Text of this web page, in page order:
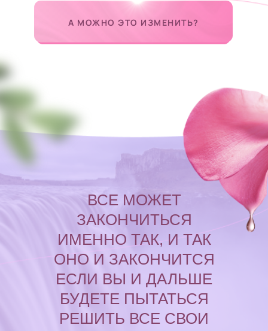
А МОЖНО ЭТО ИЗМЕНИТЬ?
ВСЕ МОЖЕТ
ЗАКОНЧИТЬСЯ
ИМЕННО ТАК, И ТАК
ОНО И ЗАКОНЧИТСЯ
ЕСЛИ ВЫ И ДАЛЬШЕ
БУДЕТЕ ПЫТАТЬСЯ
РЕШИТЬ ВСЕ СВОИ